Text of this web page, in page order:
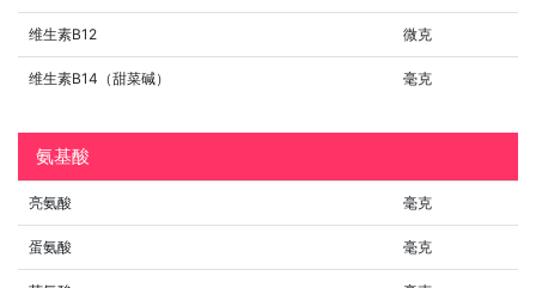
维生素B12 微克
维生素B14（甜菜碱） 毫克
氨基酸
亮氨酸 毫克
蛋氨酸 毫克